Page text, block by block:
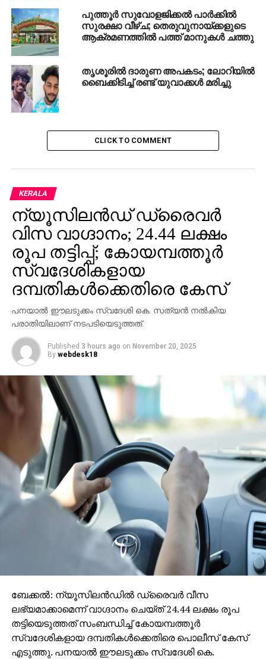
DON'T MISS
പത്തനംതിട്ട പൊലീസ് അതിക്രമം:
പൊലീസുകാര്‍ക്കെതിരെ സ്വീകരിച്ച നടപടി
തൃപ്തികരമല്ല: പരിക്കേറ്റ സിതാര
പുത്തൂര്‍ സുവോളജിക്കല്‍ പാര്‍ക്കില്‍
സുരക്ഷാ വീഴ്ച; തെരുവുനായ്ക്കളുടെ
ആക്രമണത്തില്‍ പത്ത് മാനുകള്‍ ചത്തു
തൃശൂരില്‍ ദാരുണ അപകടം; ലോറിയില്‍
ബൈക്കിടിച്ച് രണ്ട് യുവാക്കള്‍ മരിച്ചു
CLICK TO COMMENT
KERALA
ന്യൂസിലന്‍ഡ് ഡ്രൈവര്‍
വിസ വാഗ്ദാനം; 24.44 ലക്ഷം
രൂപ തട്ടിപ്പ്; കോയമ്പത്തൂര്‍
സ്വദേശികളായ
ദമ്പതികള്‍ക്കെതിരെ കേസ്
പനയാല്‍ ഈലടുക്കം സ്വദേശി കെ. സത്യന്‍ നല്‍കിയ
പരാതിയിലാണ് നടപടിയെടുത്തത്.
Published 3 hours ago on November 20, 2025
By webdesk18
ബേക്കല്‍: ന്യൂസിലന്‍ഡില്‍ ഡ്രൈവര്‍ വീസ
ലഭ്യമാക്കാമെന്ന് വാഗ്ദാനം ചെയ്ത് 24.44 ലക്ഷം രൂപ
തട്ടിയെടുത്തത് സംബന്ധിച്ച് കോയമ്പത്തൂര്‍
സ്വദേശികളായ ദമ്പതികള്‍ക്കെതിരെ പൊലീസ് കേസ്
എടുത്തു. പനയാല്‍ ഈലടുക്കം സ്വദേശി കെ.